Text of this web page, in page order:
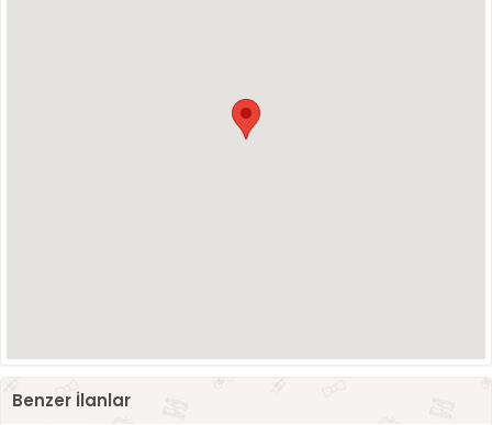
Benzer İlanlar